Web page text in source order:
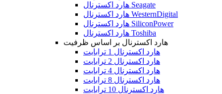
هارد اکسترنال Seagate
هارد اکسترنال WesternDigital
هارد اکسترنال SiliconPower
هارد اکسترنال Toshiba
هارد اکسترنال بر اساس ظرفیت
هارد اکسترنال 1 ترابایت
هارد اکسترنال 2 ترابایت
هارد اکسترنال 4 ترابایت
هارد اکسترنال 8 ترابایت
هارد اکسترنال 10 ترابایت